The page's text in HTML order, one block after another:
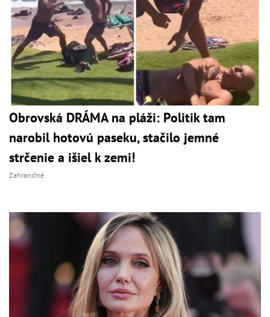
Obrovská DRÁMA na pláži: Politik tam
narobil hotovú paseku, stačilo jemné
strčenie a išiel k zemi!
Zahraničné